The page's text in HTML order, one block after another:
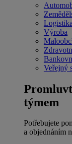
Logistika
Výroba
Veřejný
týmem
Potřebujete
a objednáním